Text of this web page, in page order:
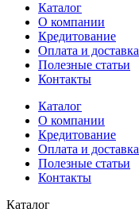
Каталог
О компании
Кредитование
Оплата и доставка
Полезные статьи
Контакты
Каталог
О компании
Кредитование
Оплата и доставка
Полезные статьи
Контакты
Каталог